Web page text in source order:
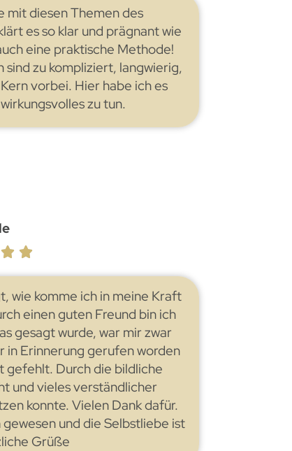
mit diesen Themen des
es so klar und prägnant wie
eine praktische Methode!
zu kompliziert, langwierig,
vorbei. Hier habe ich es
zu tun.
wie komme ich in meine Kraft
einen guten Freund bin ich
gesagt wurde, war mir zwar
in Erinnerung gerufen worden
gefehlt. Durch die bildliche
und vieles verständlicher
konnte. Vielen Dank dafür.
und die Selbstliebe ist
Grüße